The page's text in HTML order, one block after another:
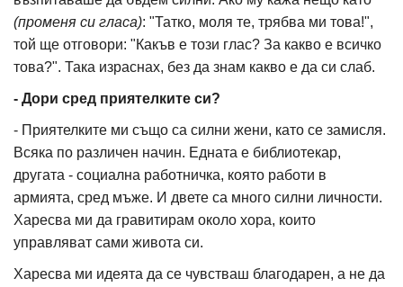
(променя си гласа): "Татко, моля те, трябва ми това!",
той ще отговори: "Какъв е този глас? За какво е всичко
това?". Така израснах, без да знам какво е да си слаб.
- Дори сред приятелките си?
- Приятелките ми също са силни жени, като се замисля.
Всяка по различен начин. Едната е библиотекар,
другата - социална работничка, която работи в
армията, сред мъже. И двете са много силни личности.
Харесва ми да гравитирам около хора, които
управляват сами живота си.
Харесва ми идеята да се чувстваш благодарен, а не да